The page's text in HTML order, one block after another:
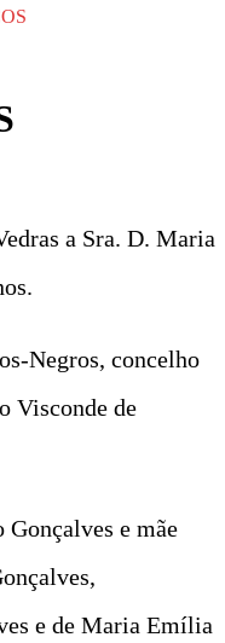
a Sra. D. Maria
Negros, concelho
Visconde de
e mãe
e de Maria Emília